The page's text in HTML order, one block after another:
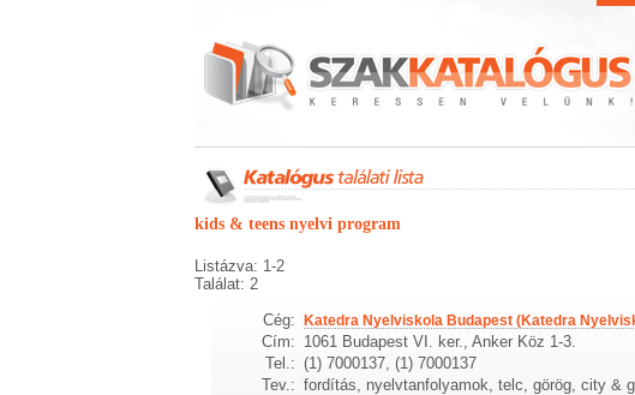
kids & teens nyelvi program
Listázva: 1-2
Találat: 2
Cég: Katedra Nyelviskola Budapest (Katedra
Cím: 1061 Budapest VI. ker., Anker Köz 1-3.
Tel.: (1) 7000137, (1) 7000137
Tev.: fordítás, nyelvtanfolyamok, telc, görög, city &